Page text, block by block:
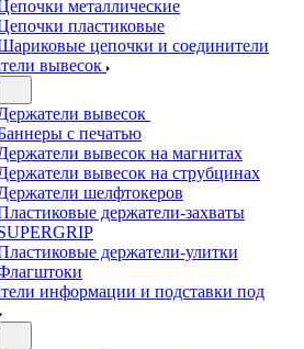
металлические
пластиковые
цепочки и соединители
вывесок
вывесок
с печатью
вывесок на магнитах
вывесок на струбцинах
шелфтокеров
держатели-захваты
держатели-улитки
информации и подставки под